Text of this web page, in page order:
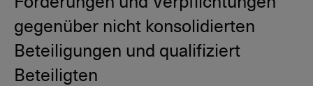
ausfallrisikobedingten Wertberichtigungen
sowie Verluste aus dem Zinsengeschäft»
verbucht.
Anlagekategorie Nutzungsdauer
Übrige immaterielle Werte
gegenüber nicht konsolidierten
Beteiligungen und qualifiziert
Beteiligten